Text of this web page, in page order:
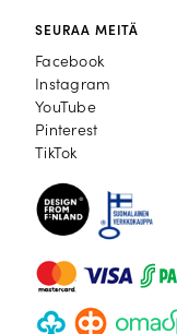
SEURAA MEITÄ
Facebook
Facebook
Instagram
Instagram
YouTube
YouTube
Pinterest
Pinterest
TikTok
TikTok